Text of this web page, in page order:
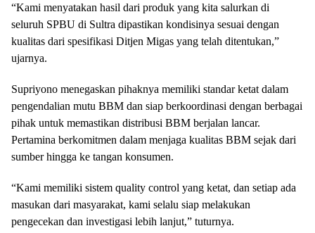
“Kami menyatakan hasil dari produk yang kita salurkan di
seluruh SPBU di Sultra dipastikan kondisinya sesuai dengan
kualitas dari spesifikasi Ditjen Migas yang telah ditentukan,”
ujarnya.
Supriyono menegaskan pihaknya memiliki standar ketat dalam
pengendalian mutu BBM dan siap berkoordinasi dengan berbagai
pihak untuk memastikan distribusi BBM berjalan lancar.
Pertamina berkomitmen dalam menjaga kualitas BBM sejak dari
sumber hingga ke tangan konsumen.
“Kami memiliki sistem quality control yang ketat, dan setiap ada
masukan dari masyarakat, kami selalu siap melakukan
pengecekan dan investigasi lebih lanjut,” tuturnya.